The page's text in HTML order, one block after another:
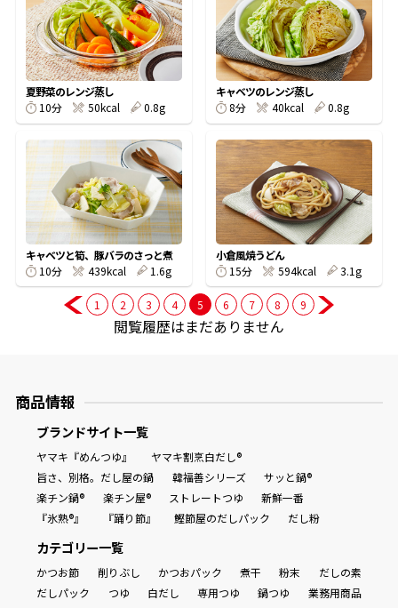
商品情報一覧
おすすめサイト
新鮮一番
氷熟®︎
だしパック
夏野菜のレンジ蒸し
10分
50kcal 0.8g
キャベツのレンジ蒸し
8分
40kcal 0.8g
キャベツと筍、豚バラのさっと煮
10分
439kcal 1.6g
小倉風焼うどん
15分
594kcal 3.1g
1 2 3 4 5 6 7 8 9
閲覧履歴はまだありません
商品情報
ブランドサイト一覧
ヤマキ『めんつゆ』
ヤマキ割烹白だし®
旨さ、別格。だし屋の鍋
韓福善シリーズ
サッと鍋®
楽チン鍋®
楽チン屋® ストレートつゆ
新鮮一番
『氷熟®』
『踊り節』 鰹節屋のだしパック だし粉
カテゴリー一覧
かつお節 削りぶし かつおパック 煮干 粉末
だしの素
だしパック
つゆ 白だし 専用つゆ 鍋つゆ 業務用商品